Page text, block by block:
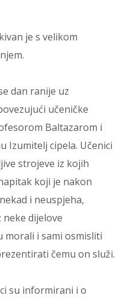
je s velikom
dan ranije uz
učeničke
Baltazarom i
Izumitelj cipela. Učenici
strojeve iz kojih
koji je nakon
i neuspjeha,
dijelove
morali i sami osmisliti
čemu on služi.
su informirani i o